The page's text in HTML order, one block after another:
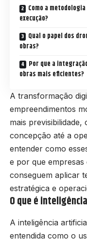
Como a
execução?
Qual o papel dos
obras?
Por que a
obras mais eficientes?
A transformação
empreendimentos
mais
concepção até a
entender como
e por que empresas
conseguem aplicar
estratégica e
O que é
A inteligência
entendida como o